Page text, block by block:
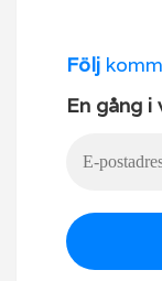
Följ
En gång i